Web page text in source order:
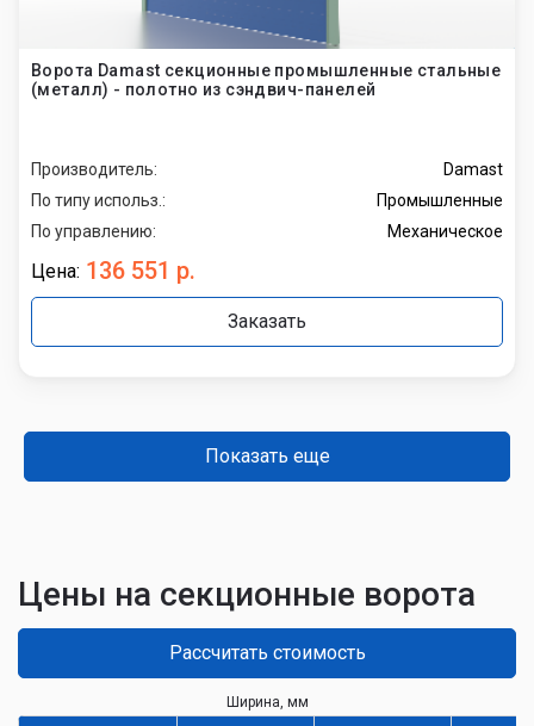
Ворота Damast секционные промышленные стальные
(металл) - полотно из сэндвич-панелей
Производитель:
Damast
По типу использ.:
Промышленные
По управлению:
Механическое
Цена: 136 551 р.
Заказать
Показать еще
Цены на секционные ворота
Рассчитать стоимость
Ширина, мм